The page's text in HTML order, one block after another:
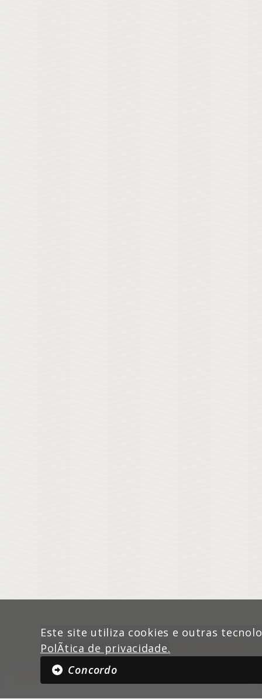
Este site utiliza cookies e outras
PolÃ­tica de privacidade.
Concordo